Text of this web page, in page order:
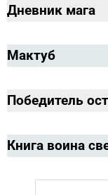
Дневник мага
Мактуб
Победитель
Книга воина